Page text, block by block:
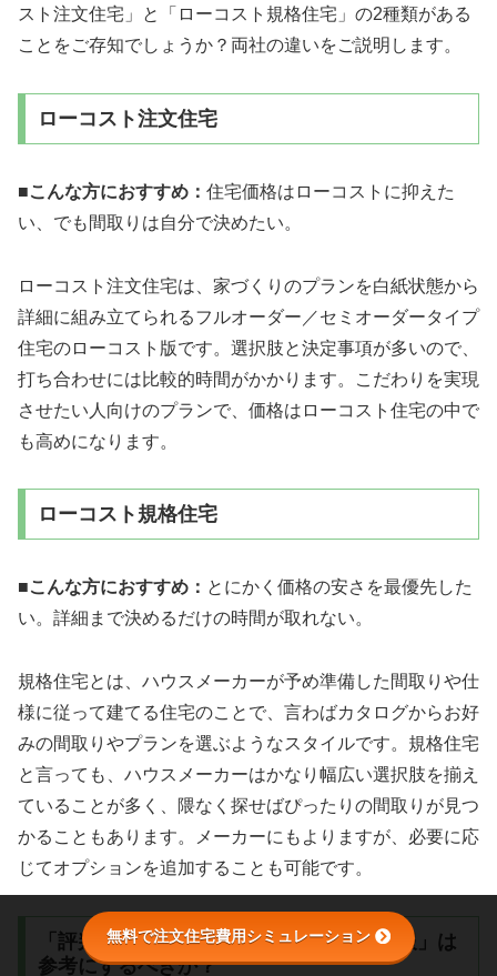
スト注文住宅」と「ローコスト規格住宅」の2種類がある
ことをご存知でしょうか？両社の違いをご説明します。
ローコスト注文住宅
■こんな方におすすめ： 住宅価格はローコストに抑えた
い、でも間取りは自分で決めたい。
ローコスト注文住宅は、家づくりのプランを白紙状態から
詳細に組み立てられるフルオーダー／セミオーダータイプ
住宅のローコスト版です。選択肢と決定事項が多いので、
打ち合わせには比較的時間がかかります。こだわりを実現
させたい人向けのプランで、価格はローコスト住宅の中で
も高めになります。
ローコスト規格住宅
■こんな方におすすめ： とにかく価格の安さを最優先した
い。詳細まで決めるだけの時間が取れない。
規格住宅とは、ハウスメーカーが予め準備した間取りや仕
様に従って建てる住宅のことで、言わばカタログからお好
みの間取りやプランを選ぶようなスタイルです。規格住宅
と言っても、ハウスメーカーはかなり幅広い選択肢を揃え
ていることが多く、隈なく探せばぴったりの間取りが見つ
かることもあります。メーカーにもよりますが、必要に応
じてオプションを追加することも可能です。
「評判が悪いハウスメーカーの口コミ情報」は
参考にするべきか？
無料で注文住宅費用シミュレーション